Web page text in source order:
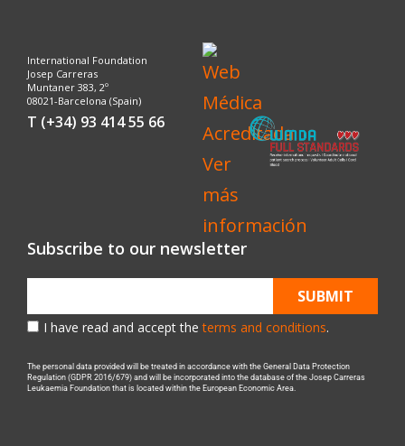
International Foundation
Josep Carreras
Muntaner 383, 2º
08021-Barcelona (Spain)
T (+34) 93 414 55 66
Subscribe to our newsletter
I have read and accept theterms and conditions.
SUBMIT
The personal data provided will be treated in accordance with the General Data Protection
Regulation (GDPR 2016/679) and will be incorporated into the database of the Josep Carreras
Leukaemia Foundation that is located within the European Economic Area.